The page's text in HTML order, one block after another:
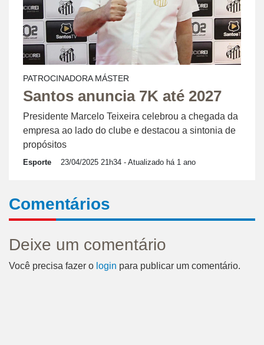
PATROCINADORA MÁSTER
Santos anuncia 7K até 2027
Presidente Marcelo Teixeira celebrou a chegada da
empresa ao lado do clube e destacou a sintonia de
propósitos
Esporte 23/04/2025 21h34 - Atualizado há 1 ano
Comentários
Deixe um comentário
Você precisa fazer o login para publicar um comentário.